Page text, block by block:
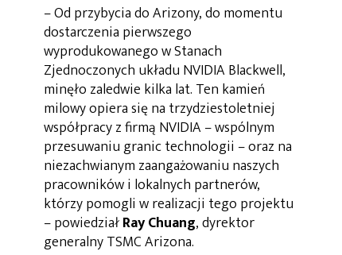
– Od przybycia do Arizony, do momentu
dostarczenia pierwszego
wyprodukowanego w Stanach
Zjednoczonych układu NVIDIA Blackwell,
minęło zaledwie kilka lat. Ten kamień
milowy opiera się na trzydziestoletniej
współpracy z firmą NVIDIA – wspólnym
przesuwaniu granic technologii – oraz na
niezachwianym zaangażowaniu naszych
pracowników i lokalnych partnerów,
którzy pomogli w realizacji tego projektu
– powiedziałRay Chuang, dyrektor
generalny TSMC Arizona.